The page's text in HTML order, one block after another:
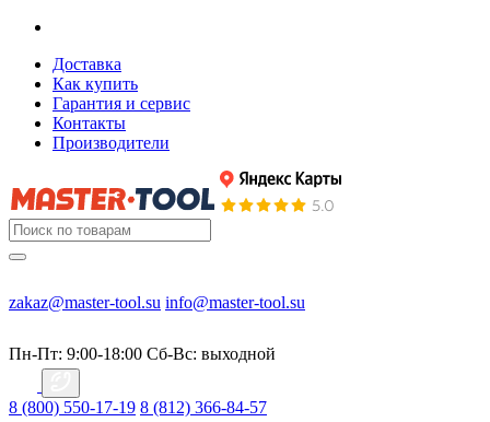
Доставка
Как купить
Гарантия и сервис
Контакты
Производители
zakaz@master-tool.su info@master-tool.su
Пн-Пт: 9:00-18:00 Cб-Вс: выходной
8 (800) 550-17-19 8 (812) 366-84-57